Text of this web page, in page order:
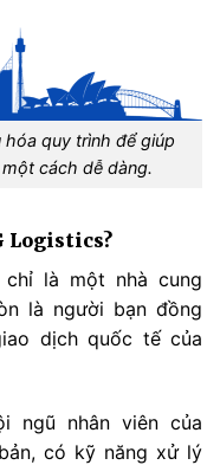
hóa quy trình để giúp
cách dễ dàng.
Logistics?
chỉ là một nhà cung
là người bạn đồng
dịch quốc tế của
ngũ nhân viên của
có kỹ năng xử lý